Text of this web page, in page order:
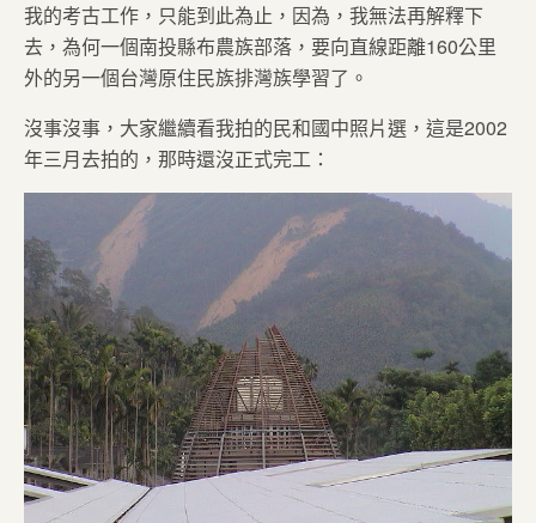
我的考古工作，只能到此為止，因為，我無法再解釋下
去，為何一個南投縣布農族部落，要向直線距離160公里
外的另一個台灣原住民族排灣族學習了。
沒事沒事，大家繼續看我拍的民和國中照片選，這是2002
年三月去拍的，那時還沒正式完工：